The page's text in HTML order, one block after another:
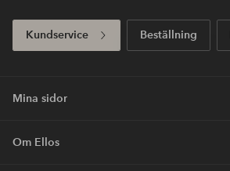
Kundservice Beställning
Mina sidor
Om Ellos